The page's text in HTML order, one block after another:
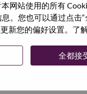
网站使用的所有
。您也可以通过点击
新您的偏好设置。了
全都接
想集团”微博及微信公